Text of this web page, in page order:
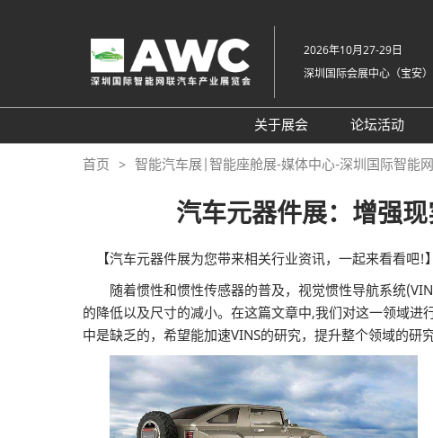
跳
转
容
2026年10月27-29日
深圳国际会展中心（宝安）
关于展会
组织架构
展品范围
展馆平面图
交通住宿
常见问题解答（Q & A）
论坛活动
2025同
往届回顾
首页 智能汽车展|智能座舱展-媒体中心-深圳国际智能
汽车元器件展：增强
【汽车元器件展为您带来相关行业资讯，一起来看看吧!】
随着惯性和惯性传感器的普及，视觉惯性导航系统
的降低以及尺寸的减小。在这篇文章中,我们对这一领域
中是缺乏的，希望能加速VINS的研究，提升整个领域的研究